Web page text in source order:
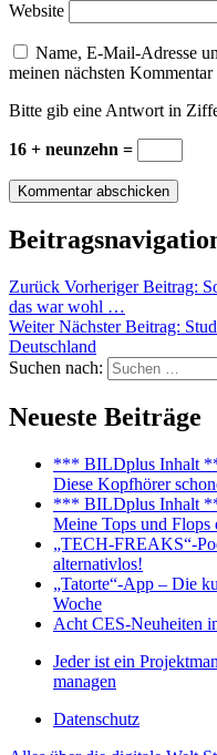
Website
Name, E-Mail-Adresse
meinen nächsten Kommentar
Bitte gib eine Antwort in
16 + neunzehn =
Zurück Vorheriger Beitrag:
das war wohl …
Weiter Nächster Beitrag:
Deutschland
Suchen nach:
Neueste Beiträge
*** BILDplus Inhalt
Diese Kopfhörer
*** BILDplus Inhalt
Meine Tops und Flops
„TECH-FREAKS“-
alternativlos!
„Tatorte“-App – Die
Woche
Acht CES-Neuheiten
Jeder ist ein
managen
Datenschutz